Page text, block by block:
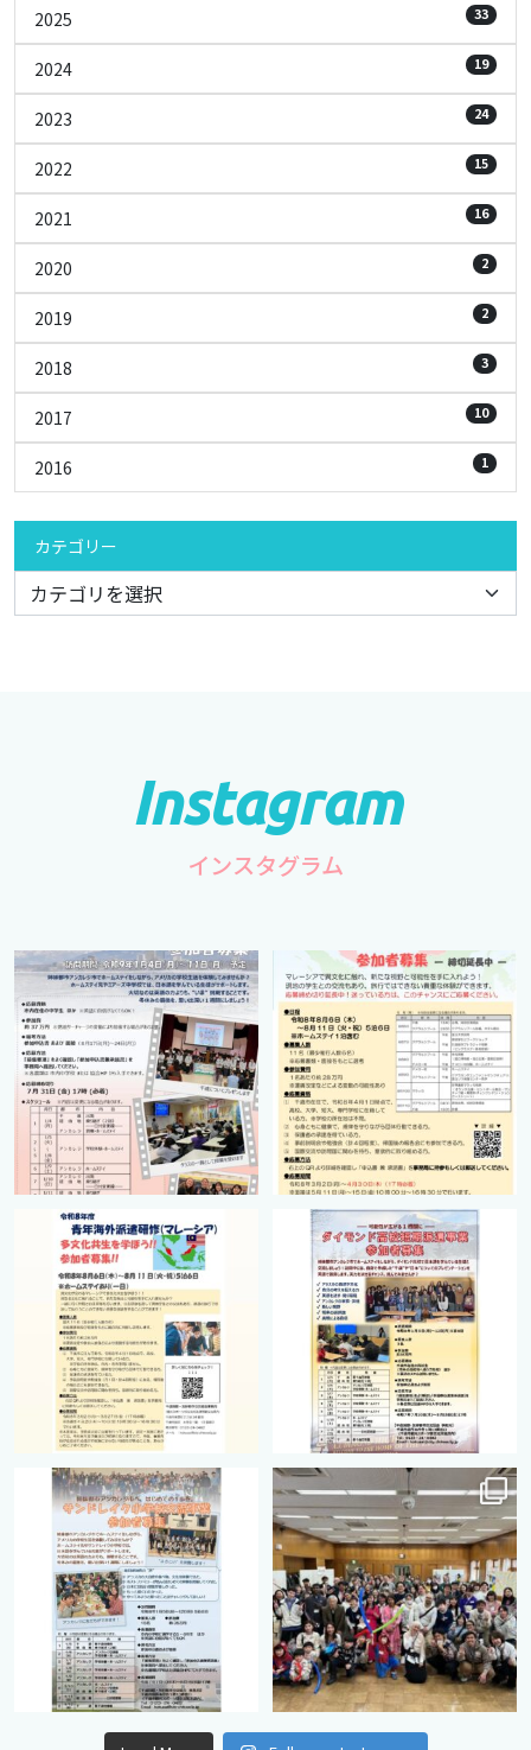
2025 33
2024 19
2023 24
2022 15
2021 16
2020 2
2019 2
2018 3
2017 10
2016 1
カテゴリー
インスタグラム
cts.international.friendship
7月 1
cts.international.friendship
4月 16
cts.international.friendship
2月 27
cts.international.friendship
8月 12
cts.international.friendship
8月 12
cts.international.friendship
8月 12